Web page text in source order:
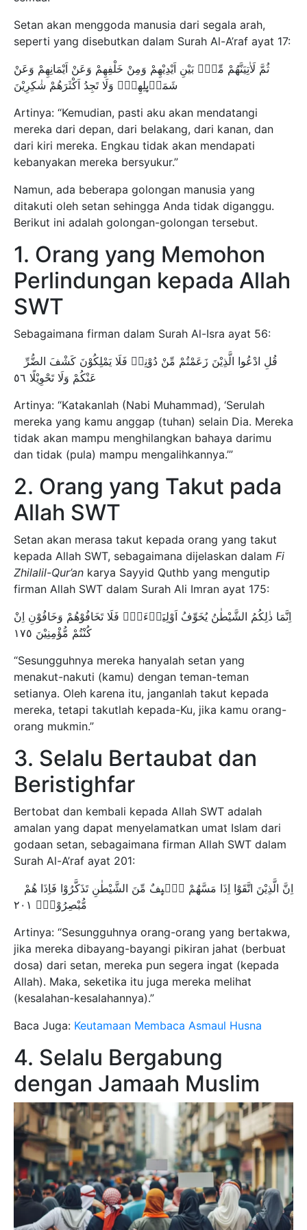
Setan akan menggoda manusia dari segala arah,
seperti yang disebutkan dalam Surah Al-A’raf ayat 17:
ثُمَّ لَاٰتِيَنَّهُمْ مِّنْۢ بَيْنِ اَيْدِيْهِمْ وَمِنْ خَلْفِهِمْ وَعَنْ اَيْمَانِهِمْ وَعَنْ
شَمَاۤىِٕلِهِمْۗ وَلَا تَجِدُ اَكْثَرَهُمْ شٰكِرِيْنَ
Artinya: “Kemudian, pasti aku akan mendatangi
mereka dari depan, dari belakang, dari kanan, dan
dari kiri mereka. Engkau tidak akan mendapati
kebanyakan mereka bersyukur.”
Namun, ada beberapa golongan manusia yang
ditakuti oleh setan sehingga Anda tidak diganggu.
Berikut ini adalah golongan-golongan tersebut.
1. Orang yang Memohon
Perlindungan kepada Allah
SWT
Sebagaimana firman dalam Surah Al-Isra ayat 56:
عَنْكُمْ وَلَا تَحْوِيْلًا ٥٦
Artinya: “Katakanlah (Nabi Muhammad), ‘Serulah
mereka yang kamu anggap (tuhan) selain Dia. Mereka
tidak akan mampu menghilangkan bahaya darimu
dan tidak (pula) mampu mengalihkannya.’”
2. Orang yang Takut pada
Allah SWT
Setan akan merasa takut kepada orang yang takut
kepada Allah SWT, sebagaimana dijelaskan dalam Fi
Zhilalil-Qur’an karya Sayyid Quthb yang mengutip
firman Allah SWT dalam Surah Ali Imran ayat 175:
اِنَّمَا ذٰلِكُمُ الشَّيْطٰنُ يُخَوِّفُ اَوْلِيَاۤءَهٗۖ فَلَا تَخَافُوْهُمْ وَخَافُوْنِ اِنْ
كُنْتُمْ مُّؤْمِنِيْنَ ١٧٥
“Sesungguhnya mereka hanyalah setan yang
menakut-nakuti (kamu) dengan teman-teman
setianya. Oleh karena itu, janganlah takut kepada
mereka, tetapi takutlah kepada-Ku, jika kamu orang-
orang mukmin.”
3. Selalu Bertaubat dan
Beristighfar
Bertobat dan kembali kepada Allah SWT adalah
amalan yang dapat menyelamatkan umat Islam dari
godaan setan, sebagaimana firman Allah SWT dalam
Surah Al-A’raf ayat 201:
مُّبْصِرُوْنَۚ ٢٠١
Artinya: “Sesungguhnya orang-orang yang bertakwa,
jika mereka dibayang-bayangi pikiran jahat (berbuat
dosa) dari setan, mereka pun segera ingat (kepada
Allah). Maka, seketika itu juga mereka melihat
(kesalahan-kesalahannya).”
Baca Juga: Keutamaan Membaca Asmaul Husna
4. Selalu Bergabung
dengan Jamaah Muslim